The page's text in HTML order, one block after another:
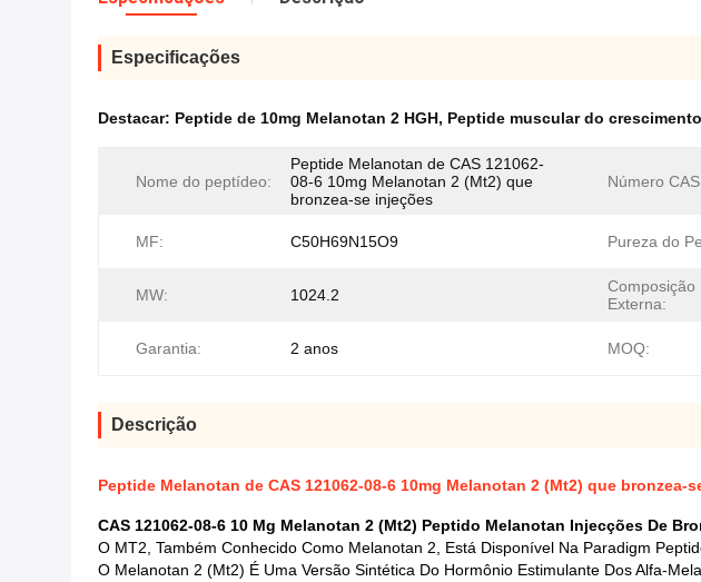
Especificações
Destacar: Peptide de 10mg Melanotan 2 HGH, Peptide muscular do
Nome do peptídeo:
Peptide Melanotan de CAS 121062-
08-6 10mg Melanotan 2 (Mt2) que
bronzea-se injeções
Número
MF: C50H69N15O9 Pureza do
MW: 1024.2
Composição
Externa:
Garantia: 2 anos MOQ:
Descrição
Peptide Melanotan de CAS 121062-08-6 10mg Melanotan 2 (Mt2) que bronzea-
CAS 121062-08-6 10 Mg Melanotan 2 (Mt2) Peptido Melanotan Injecções De
O MT2, Também Conhecido Como Melanotan 2, Está Disponível Na Paradigm
O Melanotan 2 (Mt2) É Uma Versão Sintética Do Hormônio Estimulante Dos Alfa-